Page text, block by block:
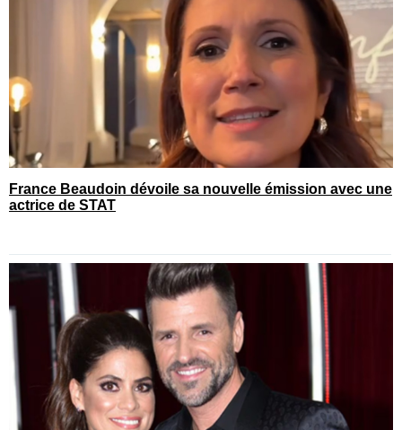
France Beaudoin dévoile sa nouvelle émission avec une
actrice de STAT